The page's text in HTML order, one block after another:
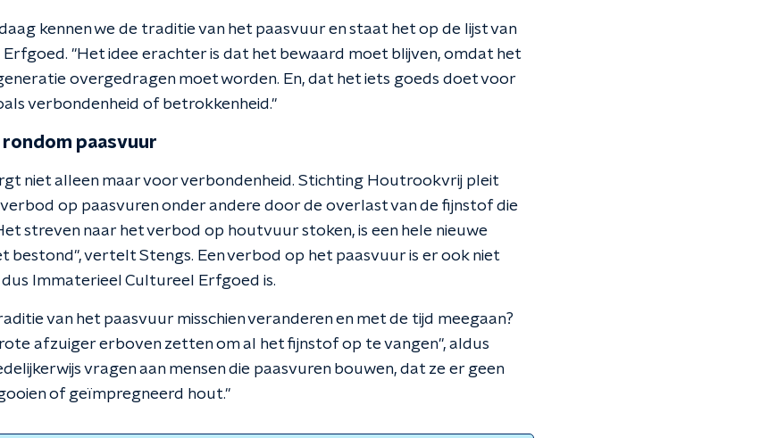
kennen we de traditie van het paasvuur en staat het op de lijst van
"Het idee erachter is dat het bewaard moet blijven, omdat het
overgedragen moet worden. En, dat het iets goeds doet voor
verbondenheid of betrokkenheid."
paasvuur
niet alleen maar voor verbondenheid. Stichting Houtrookvrij pleit
op paasvuren onder andere door de overlast van de fijnstof die
streven naar het verbod op houtvuur stoken, is een hele nieuwe
bestond", vertelt Stengs. Een verbod op het paasvuur is er ook niet
Immaterieel Cultureel Erfgoed is.
van het paasvuur misschien veranderen en met de tijd meegaan?
afzuiger erboven zetten om al het fijnstof op te vangen", aldus
vragen aan mensen die paasvuren bouwen, dat ze er geen
of geïmpregneerd hout."